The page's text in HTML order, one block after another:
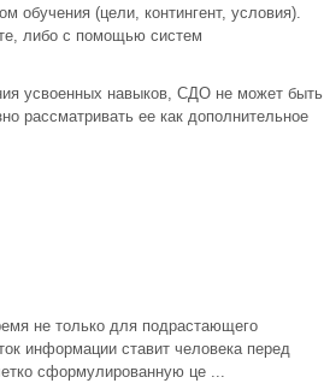
обучения (цели, контингент, условия).
либо с помощью систем
усвоенных навыков, СДО не может быть
рассматривать ее как дополнительное
не только для подрастающего
информации ставит человека перед
сформулированную це ...